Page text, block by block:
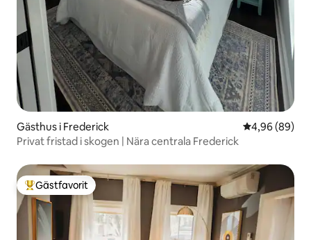
Gästhus i Frederick 4,96 av 5 i
4,96 (89)
Privat fristad i skogen | Nära centrala Frederick
Populär gästfavorit
Gästfavorit